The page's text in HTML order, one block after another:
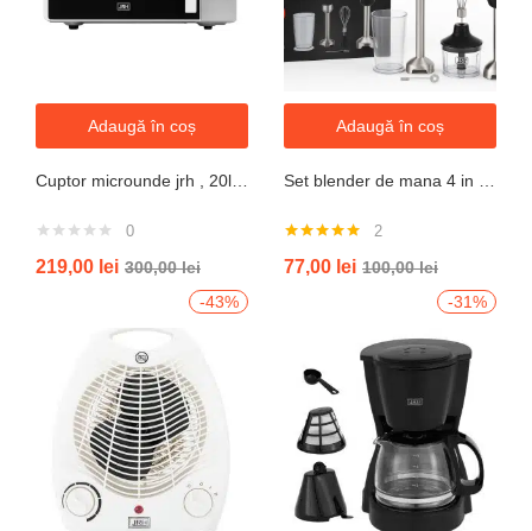
Adaugă în coș
Cuptor microunde jrh , 20l, 700W, alb 5 trepte putere
0
219,00 lei 300,00lei
Adaugă în coș
Set blender de mana 4 in 1, 800W JRH multiStick Inox, Accesorii Incluse
5.00din 5
2
77,00 lei 100,00lei
-43%
-31%